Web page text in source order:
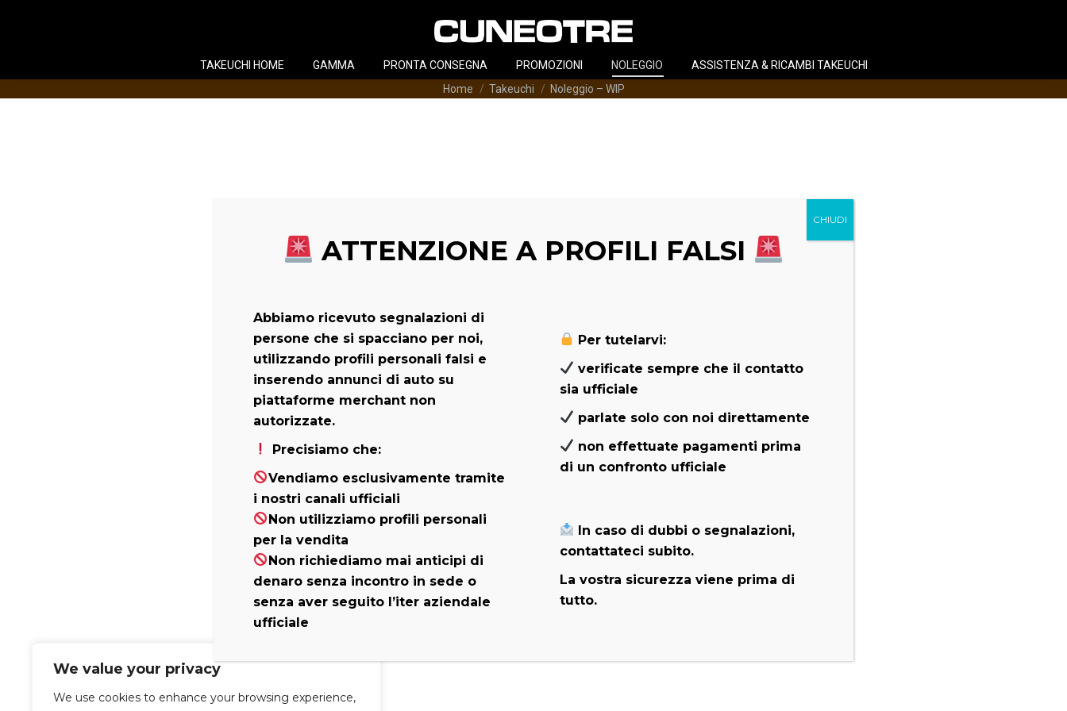
We value your privacy
We use cookies to enhance your browsing experience,
TAKEUCHI HOME GAMMA PRONTA CONSEGNA PROMOZIONI NOLEGGIO ASSISTENZA & RICAMBI TAKEUCHI
Tu sei qui:
Home Takeuchi Noleggio – WIP
ATTENZIONE A PROFILI FALSI
Abbiamo ricevuto segnalazioni di
persone che si spacciano per noi,
utilizzando profili personali falsi e
inserendo annunci di auto su
piattaforme merchant non
autorizzate.
Precisiamo che:
Vendiamo esclusivamente tramite
i nostri canali ufficiali
Non utilizziamo profili personali
per la vendita
Non richiediamo mai anticipi di
denaro senza incontro in sede o
senza aver seguito l’iter aziendale
ufficiale
Per tutelarvi:
verificate sempre che il contatto
sia ufficiale
parlate solo con noi direttamente
non effettuate pagamenti prima
di un confronto ufficiale
In caso di dubbi o segnalazioni,
contattateci subito.
La vostra sicurezza viene prima di
tutto.